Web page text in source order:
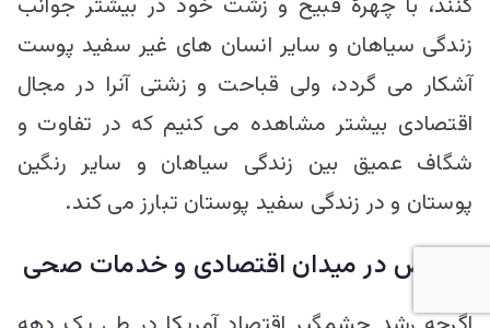
زندگی سیاهان و سایر انسان های غیر سفید پوست
آشکار می گردد، ولی قباحت و زشتی آنرا در مجال
اقتصادی بیشتر مشاهده می کنیم که در تفاوت و
شگاف عمیق بین زندگی سیاهان و سایر رنگین
پوستان و در زندگی سفید پوستان تبارز می کند.
تبعیض در میدان اقتصادی و خدمات صحی